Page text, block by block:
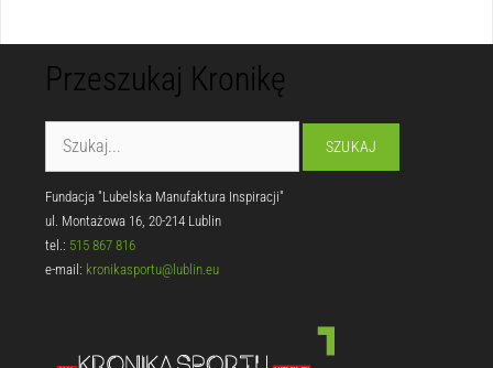
Przeszukaj Kronikę
Fundacja "Lubelska Manufaktura Inspiracji"
ul. Montażowa 16, 20-214 Lublin
tel.: 515 867 816
e-mail: kronikasportu@lublin.eu